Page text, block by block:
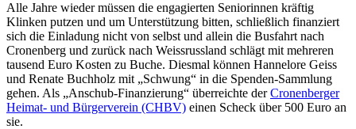
Alle Jahre wieder müssen die engagierten Seniorinnen kräftig
Klinken putzen und um Unterstützung bitten, schließlich finanziert
sich die Einladung nicht von selbst und allein die Busfahrt nach
Cronenberg und zurück nach Weissrussland schlägt mit mehreren
tausend Euro Kosten zu Buche. Diesmal können Hannelore Geiss
und Renate Buchholz mit „Schwung“ in die Spenden-Sammlung
gehen. Als „Anschub-Finanzierung“ überreichte derCronenberger
Heimat- und Bürgerverein (CHBV) einen Scheck über 500 Euro an
sie.